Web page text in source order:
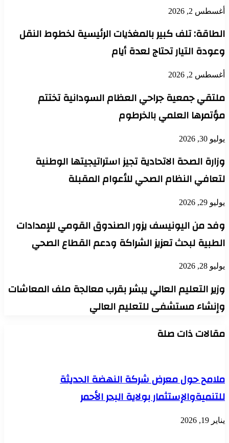
أغسطس 2, 2026
الطاقة: تلف كبير بالمغذيات الرئيسية لخطوط النقل
وعودة التيار تحتاج لعدة أيام
أغسطس 2, 2026
ملتقي جمعية جراحي العظام السودانية تختتم
مؤتمرها العلمي بالخرطوم
يوليو 30, 2026
وزارة الصحة الاتحادية تجيز استراتيجيتها الوطنية
لتعافي النظام الصحي للأعوام المقبلة
يوليو 29, 2026
وفد من اليونيسف يزور الصندوق القومي للإمدادات
الطبية لبحث تعزيز الشراكة ودعم القطاع الصحي
يوليو 28, 2026
وزير التعليم العالي يبشر بقرب معالجة ملف المعاشات
وإنشاء مستشفى للتعليم العالي
مقالات ذات صلة
ملامح حول معرض شركة النهضة الحديثة
للتنميةوالإستثمار بولاية البحر الأحمر
يناير 19, 2026